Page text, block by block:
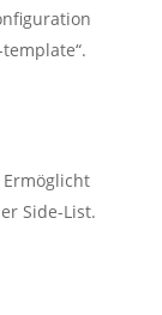
Ermöglicht
Side-List.